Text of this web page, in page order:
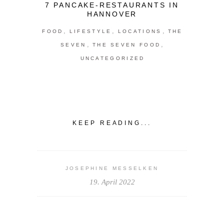
7 PANCAKE-RESTAURANTS IN
HANNOVER
FOOD LIFESTYLE LOCATIONS THE
SEVEN THE SEVEN FOOD
UNCATEGORIZED
KEEP READING...
JOSEPHINE MESSELKEN
19. April 2022